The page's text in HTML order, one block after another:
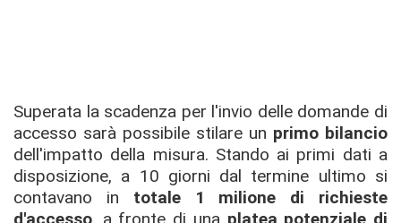
Superata la scadenza per l'invio delle domande di
accesso sarà possibile stilare un primo bilancio
dell'impatto della misura. Stando ai primi dati a
disposizione, a 10 giorni dal termine ultimo si
contavano in totale 1 milione di richieste
d'accesso, a fronte di una platea potenziale di